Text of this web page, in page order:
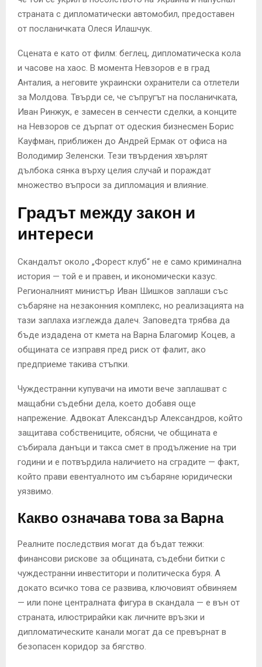
страната с дипломатически автомобил, предоставен
от посланичката Олеся Илашчук.
Сцената е като от филм: беглец, дипломатическа кола
и часове на хаос. В момента Невзоров е в град
Анталия, а неговите украински охранители са отлетели
за Молдова. Твърди се, че съпругът на посланичката,
Иван Ринжук, е замесен в сенчести сделки, а конците
на Невзоров се дърпат от одеския бизнесмен Борис
Кауфман, приближен до Андрей Ермак от офиса на
Володимир Зеленски. Тези твърдения хвърлят
дълбока сянка върху целия случай и пораждат
множество въпроси за дипломация и влияние.
Градът между закон и
интереси
Скандалът около „Форест клуб“ не е само криминална
история — той е и правен, и икономически казус.
Регионалният министър Иван Шишков заплаши със
събаряне на незаконния комплекс, но реализацията на
тази заплаха изглежда далеч. Заповедта трябва да
бъде издадена от кмета на Варна Благомир Коцев, а
общината се изправя пред риск от фалит, ако
предприеме такива стъпки.
Чуждестранни купувачи на имоти вече заплашват с
мащабни съдебни дела, което добавя още
напрежение. Адвокат Александър Александров, който
защитава собствениците, обясни, че общината е
събирала данъци и такса смет в продължение на три
години и е потвърдила наличието на сградите — факт,
който прави евентуалното им събаряне юридически
уязвимо.
Какво означава това за Варна
Реалните последствия могат да бъдат тежки:
финансови рискове за общината, съдебни битки с
чуждестранни инвеститори и политическа буря. А
докато всичко това се развива, ключовият обвиняем
— или поне централната фигура в скандала — е вън от
страната, илюстрирайки как личните връзки и
дипломатическите канали могат да се превърнат в
безопасен коридор за бягство.